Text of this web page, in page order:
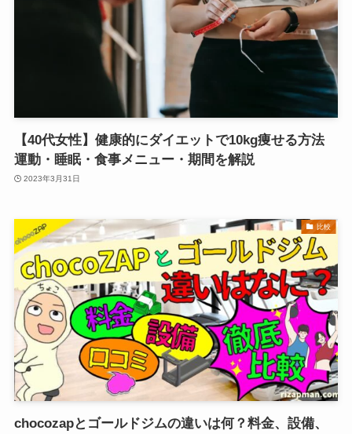
【40代女性】健康的にダイエットで10kg痩せる方法
運動・睡眠・食事メニュー・期間を解説
2023年3月31日
比較
chocozapとゴールドジムの違いは何？料金、設備、